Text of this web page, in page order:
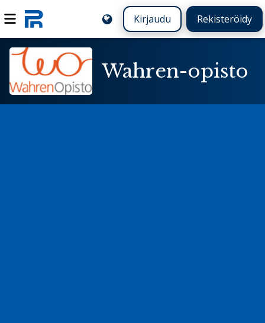
Kirjaudu Rekisteröidy
Wahren-opisto